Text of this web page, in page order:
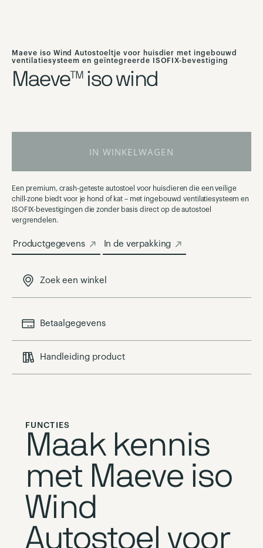
het
begin
van
gallerij
Maeve iso Wind Autostoeltje voor huisdier met ingebouwd
ventilatiesysteem en geïntegreerde ISOFIX-bevestiging
Maeve™ iso wind
IN WINKELWAGEN
Een premium, crash-geteste autostoel voor huisdieren die een veilige
chill-zone biedt voor je hond of kat – met ingebouwd ventilatiesysteem en
ISOFIX-bevestigingen die zonder basis direct op de autostoel
vergrendelen.
Productgegevens In de verpakking
Zoek een winkel
Betaalgegevens
Handleiding product
FUNCTIES
Maak kennis
met Maeve iso
Wind
Autostoel voor